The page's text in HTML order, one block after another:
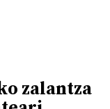
zalantza